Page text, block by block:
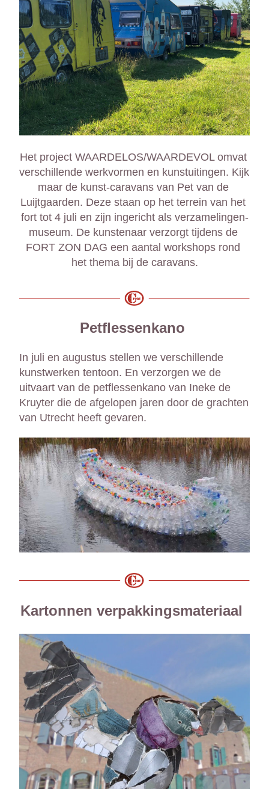
Het project WAARDELOS/WAARDEVOL omvat
verschillende werkvormen en kunstuitingen. Kijk
maar de kunst-caravans van Pet van de
Luijtgaarden. Deze staan op het terrein van het
fort tot 4 juli en zijn ingericht als verzamelingen-
museum. De kunstenaar verzorgt tijdens de
FORT ZON DAG een aantal workshops rond
het thema bij de caravans.
Petflessenkano
In juli en augustus stellen we verschillende
kunstwerken tentoon. En verzorgen we de
uitvaart van de petflessenkano van Ineke de
Kruyter die de afgelopen jaren door de grachten
van Utrecht heeft gevaren.
Kartonnen verpakkingsmateriaal